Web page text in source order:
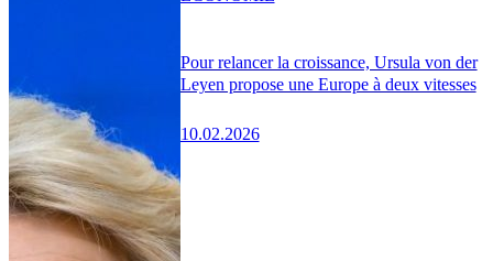
Pour relancer la croissance, Ursula von der
Leyen propose une Europe à deux vitesses
10.02.2026